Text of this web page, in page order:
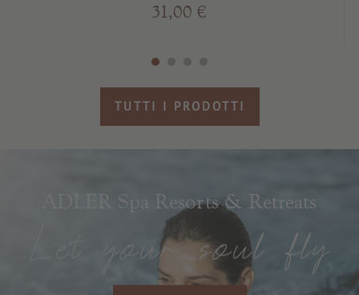
31,00 €
TUTTI I PRODOTTI
ADLER Spa Resorts & Retreats